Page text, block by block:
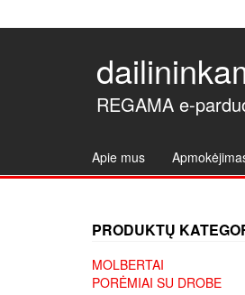
REGAMA e-
Apie mus
PRODUKTŲ
MOLBERTAI
PORĖMIAI SU DROBE